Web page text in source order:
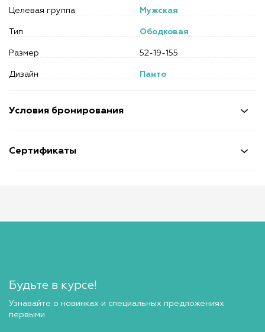
Условия бронирования
Сертификаты
Целевая группа Мужская
Тип Ободковая
Размер 52-19-155
Дизайн Панто
Будьте в курсе!
Узнавайте о новинках и специальных предложениях
первыми